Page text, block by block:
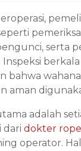
serta
bahwa
aman
adalah
dari dokter rope
operator.